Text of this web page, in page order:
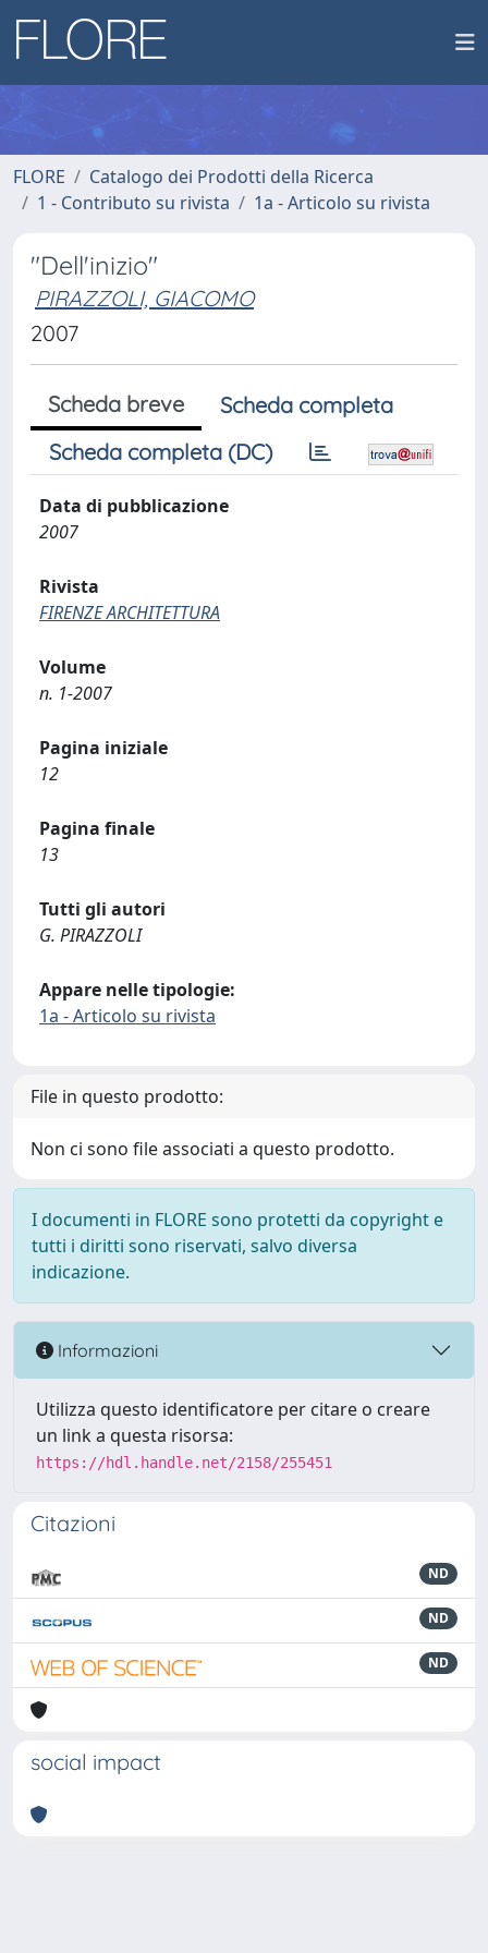
FLORE
Catalogo dei Prodotti della Ricerca
1 - Contributo su rivista
1a - Articolo su rivista
"Dell'inizio"
PIRAZZOLI, GIACOMO
2007
Scheda breve
Scheda completa
Scheda completa (DC)
Data di pubblicazione
2007
Rivista
FIRENZE ARCHITETTURA
Volume
n. 1-2007
Pagina iniziale
12
Pagina finale
13
Tutti gli autori
G. PIRAZZOLI
Appare nelle tipologie:
1a - Articolo su rivista
File in questo prodotto:
Non ci sono file associati a questo prodotto.
I documenti in FLORE sono protetti da copyright e
tutti i diritti sono riservati, salvo diversa
indicazione.
Informazioni
Utilizza questo identificatore per citare o creare
un link a questa risorsa:
https://hdl.handle.net/2158/255451
Citazioni
ND
ND
ND
social impact